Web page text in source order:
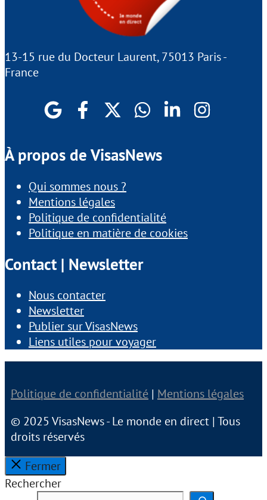
13-15 rue du Docteur Laurent, 75013 Paris -
France
À propos de VisasNews
Qui sommes nous ?
Mentions légales
Politique de confidentialité
Politique en matière de cookies
Contact | Newsletter
Nous contacter
Newsletter
Publier sur VisasNews
Liens utiles pour voyager
Politique de confidentialité | Mentions légales
© 2025 VisasNews - Le monde en direct | Tous
droits réservés
Fermer
Rechercher